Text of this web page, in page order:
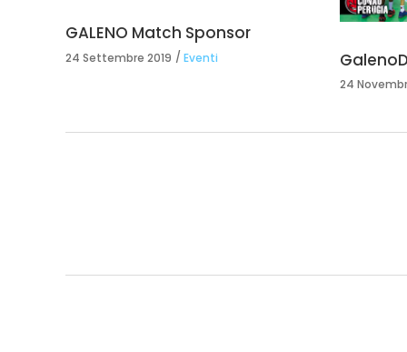
GALENO Match Sponsor
24 Settembre 2019 Eventi
24